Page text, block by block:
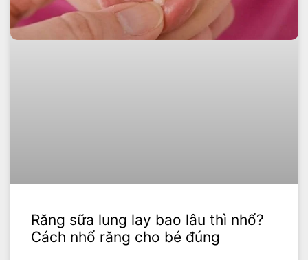
Răng sữa lung lay bao lâu thì nhổ?
Cách nhổ răng cho bé đúng